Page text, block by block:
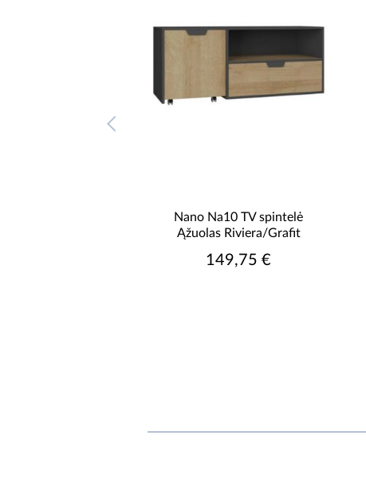
Nano Na10 TV spintelė
Ąžuolas Riviera/Grafit
149,75 €